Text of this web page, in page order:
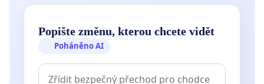
Popište změnu, kterou chcete vidět
Poháněno AI